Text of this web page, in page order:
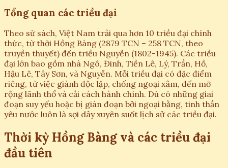
Tổng quan các triều đại
Theo sử sách, Việt Nam trải qua hơn 10 triều đại chính
thức, từ thời Hồng Bàng (2879 TCN – 258 TCN, theo
truyền thuyết) đến triều Nguyễn (1802-1945). Các triều
đại lớn bao gồm nhà Ngô, Đinh, Tiền Lê, Lý, Trần, Hồ,
Hậu Lê, Tây Sơn, và Nguyễn. Mỗi triều đại có đặc điểm
riêng, từ việc giành độc lập, chống ngoại xâm, đến mở
rộng lãnh thổ và cải cách hành chính. Dù có những giai
đoạn suy yếu hoặc bị gián đoạn bởi ngoại bằng, tinh thần
yêu nước luôn là sợi dây xuyên suốt lịch sử các triều đại.
Thời kỳ Hồng Bàng và các triều đại
đầu tiên